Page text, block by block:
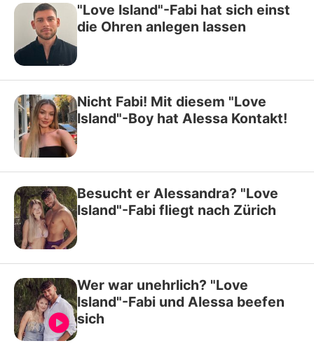
"Love Island"-Fabi hat sich einst
die Ohren anlegen lassen
Nicht Fabi! Mit diesem "Love
Island"-Boy hat Alessa Kontakt!
Besucht er Alessandra? "Love
Island"-Fabi fliegt nach Zürich
Wer war unehrlich? "Love
Island"-Fabi und Alessa beefen
sich